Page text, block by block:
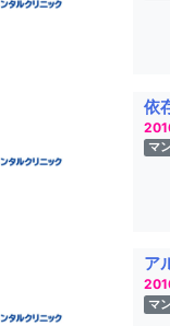
依
マ
ア
マ